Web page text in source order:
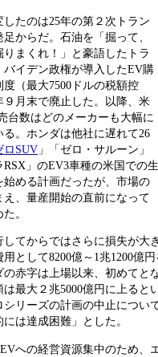
したのは25年の第２次トラン
からだ。石油を「掘って、
りまくれ！」と豪語したトラ
バイデン政権が導入したEV購
度（最大7500ドルの税額控
９月末で廃止した。以降、米
台数はどのメーカーも大幅に
る。ホンダは他社に遅れて26
ロSUV 」「ゼロ・サルーン」
RSX」のEV3車種の米国での生
始める計画だったが、市場の
え、量産開始の直前になって
。
してからではさらに損失が大
用として8200億～1兆1200億
の赤字は上場以来、初めてと
は最大２兆5000億円に上る
シリーズの計画の中止につい
は達成困難」とした。
への経営資源集中のため、